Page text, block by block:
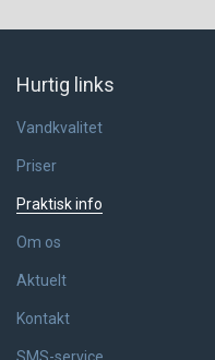
Hurtig links
Vandkvalitet
Priser
Praktisk info
Om os
Aktuelt
Kontakt